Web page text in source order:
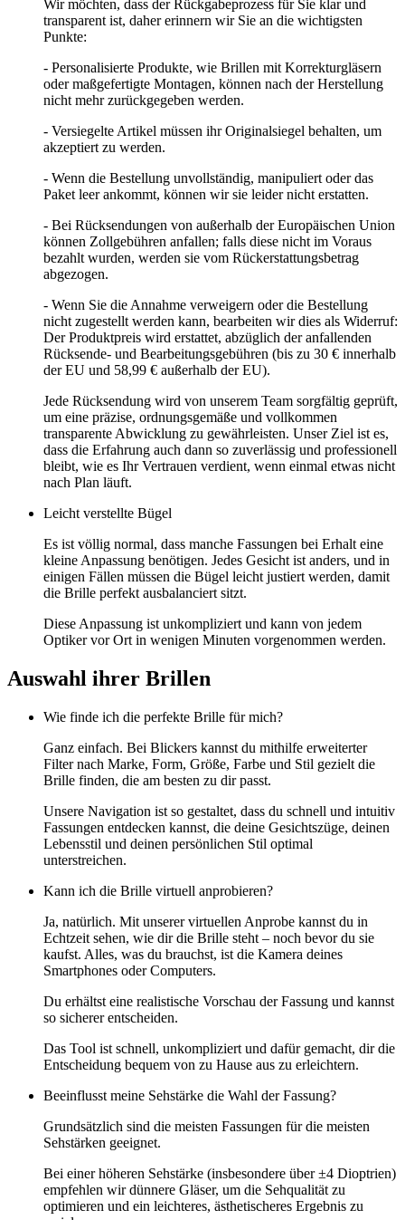
Wir möchten, dass der Rückgabeprozess für Sie klar und
transparent ist, daher erinnern wir Sie an die wichtigsten
Punkte:
- Personalisierte Produkte, wie Brillen mit Korrekturgläsern
oder maßgefertigte Montagen, können nach der Herstellung
nicht mehr zurückgegeben werden.
- Versiegelte Artikel müssen ihr Originalsiegel behalten, um
akzeptiert zu werden.
- Wenn die Bestellung unvollständig, manipuliert oder das
Paket leer ankommt, können wir sie leider nicht erstatten.
- Bei Rücksendungen von außerhalb der Europäischen Union
können Zollgebühren anfallen; falls diese nicht im Voraus
bezahlt wurden, werden sie vom Rückerstattungsbetrag
abgezogen.
- Wenn Sie die Annahme verweigern oder die Bestellung
nicht zugestellt werden kann, bearbeiten wir dies als Widerruf:
Der Produktpreis wird erstattet, abzüglich der anfallenden
Rücksende- und Bearbeitungsgebühren (bis zu 30 € innerhalb
der EU und 58,99 € außerhalb der EU).
Jede Rücksendung wird von unserem Team sorgfältig geprüft,
um eine präzise, ordnungsgemäße und vollkommen
transparente Abwicklung zu gewährleisten. Unser Ziel ist es,
dass die Erfahrung auch dann so zuverlässig und professionell
bleibt, wie es Ihr Vertrauen verdient, wenn einmal etwas nicht
nach Plan läuft.
Leicht verstellte Bügel
Es ist völlig normal, dass manche Fassungen bei Erhalt eine
kleine Anpassung benötigen. Jedes Gesicht ist anders, und in
einigen Fällen müssen die Bügel leicht justiert werden, damit
die Brille perfekt ausbalanciert sitzt.
Diese Anpassung ist unkompliziert und kann von jedem
Optiker vor Ort in wenigen Minuten vorgenommen werden.
Auswahl ihrer Brillen
Wie finde ich die perfekte Brille für mich?
Ganz einfach. Bei Blickers kannst du mithilfe erweiterter
Filter nach Marke, Form, Größe, Farbe und Stil gezielt die
Brille finden, die am besten zu dir passt.
Unsere Navigation ist so gestaltet, dass du schnell und intuitiv
Fassungen entdecken kannst, die deine Gesichtszüge, deinen
Lebensstil und deinen persönlichen Stil optimal
unterstreichen.
Kann ich die Brille virtuell anprobieren?
Ja, natürlich. Mit unserer virtuellen Anprobe kannst du in
Echtzeit sehen, wie dir die Brille steht – noch bevor du sie
kaufst. Alles, was du brauchst, ist die Kamera deines
Smartphones oder Computers.
Du erhältst eine realistische Vorschau der Fassung und kannst
so sicherer entscheiden.
Das Tool ist schnell, unkompliziert und dafür gemacht, dir die
Entscheidung bequem von zu Hause aus zu erleichtern.
Beeinflusst meine Sehstärke die Wahl der Fassung?
Grundsätzlich sind die meisten Fassungen für die meisten
Sehstärken geeignet.
Bei einer höheren Sehstärke (insbesondere über ±4 Dioptrien)
empfehlen wir dünnere Gläser, um die Sehqualität zu
optimieren und ein leichteres, ästhetischeres Ergebnis zu